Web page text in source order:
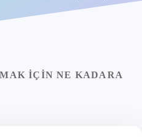
IÇIN NE KADARA